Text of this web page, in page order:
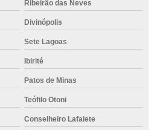
Ribeirão das Neves
Divinópolis
Sete Lagoas
Ibirité
Patos de Minas
Teófilo Otoni
Conselheiro Lafaiete